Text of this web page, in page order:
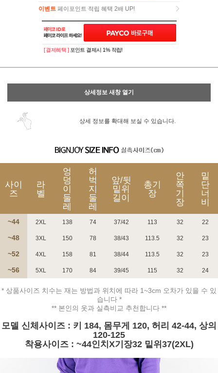
이벤트 페이포인트 적립 혜택 2배 UP!
이벤트페이포인트 적립 혜택 2배 UP!
페이코 ID로 페
PAYCO 바로구매
[ 결제혜택 ] 포인트 결제시 1% 적립!
상세정보 새창 열기
상세 정보를 확대해 보실 수 있습니다.
사이
즈
라
벨
엉
덩
이
둘
레
허
벅
지
둘
레
앞/뒷
밑위
길이
총기
장
안
쪽
기
장
밑
단
너
비
~44 2XL 138 74 37/42 113 32 22
~48 3XL 150 78 38/43 113.5 32 23
~52 4XL 158 81 38/44 113.5 32 23
~56 5XL 170 84 39/45 115 32 24
* 상품사이즈 치수는 재는 방법과 위치에 따라 1~3cm 오차가 있을 수 있
습니다 *
** 본인의 옷과 실측비교 추천합니다 **
모델 신체사이즈 : 키 184, 몸무게 120, 허리 42-44, 상의
120-125
착용사이즈 : ~44인치X기장32 밑위37(2XL)